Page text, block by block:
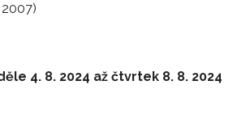
souboj odehrál náš elitní…
4. 8. 2024 až čtvrtek 8. 8. 2024